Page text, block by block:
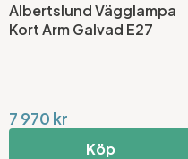
Albertslund Vägglampa
Kort Arm Galvad E27
7 970 kr
Köp